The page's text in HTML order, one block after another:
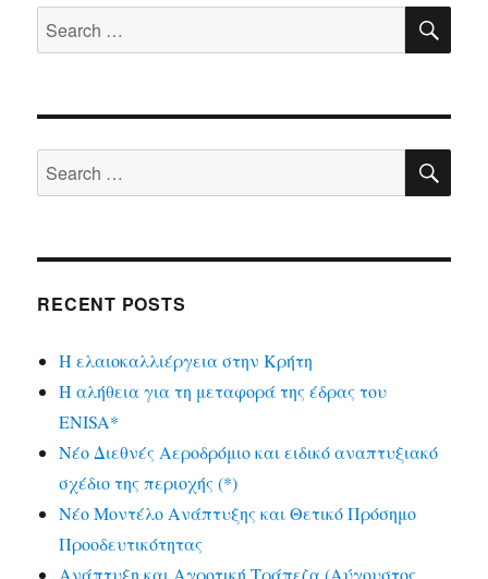
Search
for:
Search
for:
RECENT POSTS
Η ελαιοκαλλιέργεια στην Κρήτη
Η αλήθεια για τη μεταφορά της έδρας του
ENISA*
Νέο Διεθνές Αεροδρόμιο και ειδικό αναπτυξιακό
σχέδιο της περιοχής (*)
Νέο Μοντέλο Ανάπτυξης και Θετικό Πρόσημο
Προοδευτικότητας
Ανάπτυξη και Αγροτική Τράπεζα (Αύγουστος